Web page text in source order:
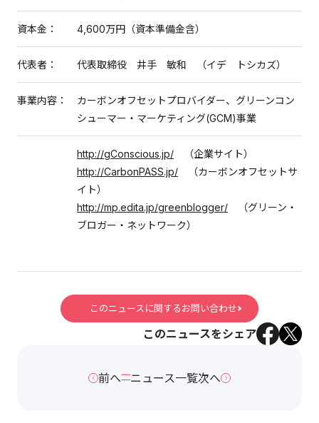
資本金： 4,600万円（資本準備金含）
代表者： 代表取締役 井手 敏和 （イデ トシカズ）
事業内容：
カーボンオフセットプロバイダー、グリーンコン
シューマー・マーケティング(GCM)事業
http://gConscious.jp/ （企業サイト）
http://CarbonPASS.jp/ （カーボンオフセットサ
イト）
http://mp.edita.jp/greenblogger/ （グリーン・
ブロガー・ネットワーク）
このニュースに関するお問い合わせ
このニュースをシェア
前へ ニュース一覧次へ